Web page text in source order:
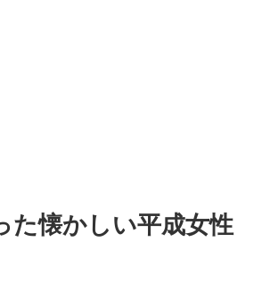
た懐かしい平成女性